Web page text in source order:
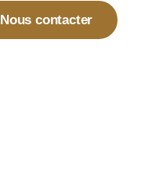
Nous contacter